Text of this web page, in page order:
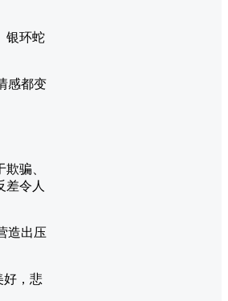
银环蛇
感都变
骗、
令人
造出压
好，悲